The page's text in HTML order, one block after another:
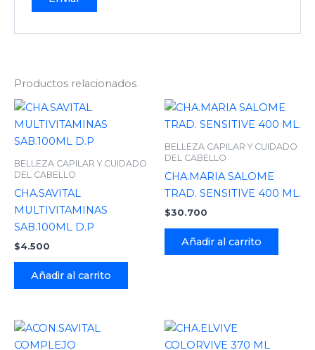
Productos relacionados
BELLEZA CAPILAR Y CUIDADO
DEL CABELLO
CHA.SAVITAL
MULTIVITAMINAS
SAB.100ML D.P
$4.500
Añadir al carrito
BELLEZA CAPILAR Y CUIDADO
DEL CABELLO
CHA.MARIA SALOME
TRAD. SENSITIVE 400 ML.
$30.700
Añadir al carrito